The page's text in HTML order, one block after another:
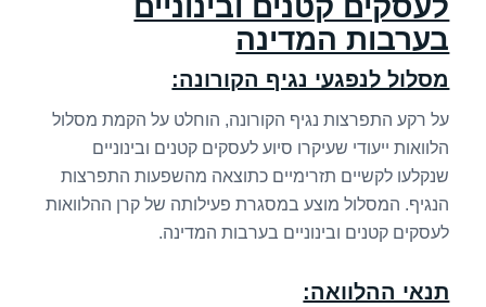
לעסקים קטנים ובינוניים
בערבות המדינה
מסלול לנפגעי נגיף הקורונה:
על רקע התפרצות נגיף הקורונה, הוחלט על הקמת מסלול
הלוואות ייעודי שעיקרו סיוע לעסקים קטנים ובינוניים
שנקלעו לקשיים תזרימיים כתוצאה מהשפעות התפרצות
הנגיף. המסלול מוצע במסגרת פעילותה של קרן ההלוואות
לעסקים קטנים ובינוניים בערבות המדינה.
תנאי ההלוואה: